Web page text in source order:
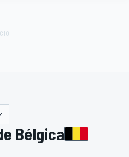
Bélgica